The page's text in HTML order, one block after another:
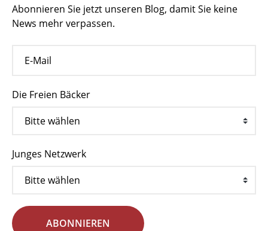
Abonnieren Sie jetzt unseren Blog, damit Sie keine
News mehr verpassen.
Die Freien Bäcker
Junges Netzwerk
ABONNIEREN